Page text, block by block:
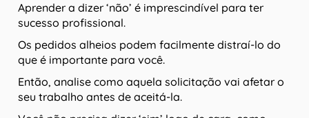
Aprender a dizer ‘não’ é imprescindível para ter
sucesso profissional.
Os pedidos alheios podem facilmente distraí-lo do
que é importante para você.
Então, analise como aquela solicitação vai afetar o
seu trabalho antes de aceitá-la.